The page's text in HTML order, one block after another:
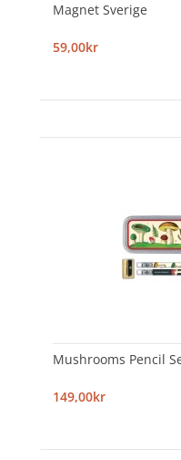
Magnet Sverige
59,00kr
Mushrooms Pencil
149,00kr